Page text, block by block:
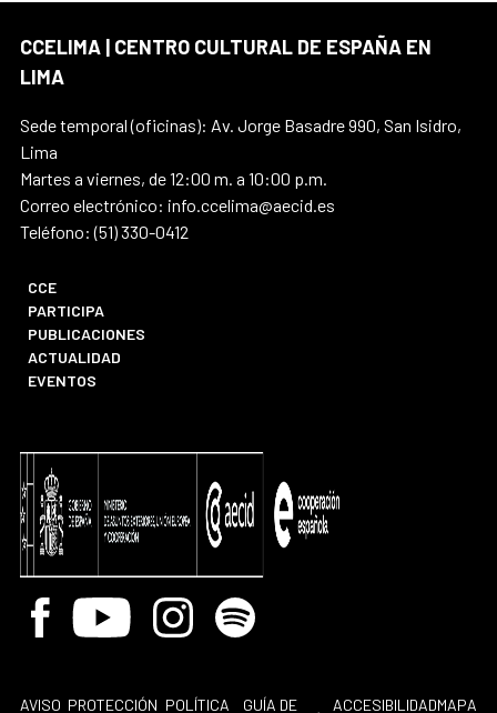
CCELIMA | CENTRO CULTURAL DE ESPAÑA EN
LIMA
Sede temporal (oficinas): Av. Jorge Basadre 990, San Isidro,
Lima
Martes a viernes, de 12:00 m. a 10:00 p.m.
Correo electrónico: info.ccelima@aecid.es
Teléfono: (51) 330-0412
CCE
PARTICIPA
PUBLICACIONES
ACTUALIDAD
EVENTOS
Facebook
Youtube InstagramSpotify
AVISO PROTECCIÓN POLÍTICA
GUÍA DE
ACCESIBILIDADMAPA